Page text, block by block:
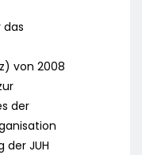
das
von 2008
der
JUH